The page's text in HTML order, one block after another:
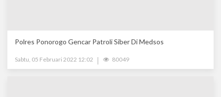
Polres Ponorogo Gencar Patroli Siber Di Medsos
Sabtu, 05 Februari 2022 12:02 80049